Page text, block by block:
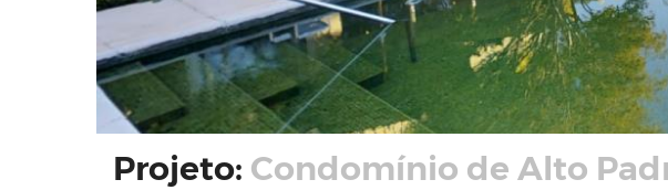
Projeto: Condomínio de Alto